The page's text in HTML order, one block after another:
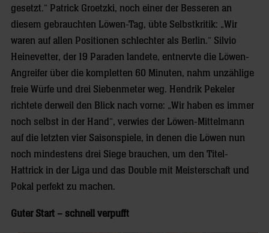
gesetzt.“ Patrick Groetzki, noch einer der Besseren an
diesem gebrauchten Löwen-Tag, übte Selbstkritik: „Wir
waren auf allen Positionen schlechter als Berlin.“ Silvio
Heinevetter, der 19 Paraden landete, entnervte die Löwen-
Angreifer über die kompletten 60 Minuten, nahm unzählige
freie Würfe und drei Siebenmeter weg. Hendrik Pekeler
richtete derweil den Blick nach vorne: „Wir haben es immer
noch selbst in der Hand“, verwies der Löwen-Mittelmann
auf die letzten vier Saisonspiele, in denen die Löwen nun
noch mindestens drei Siege brauchen, um den Titel-
Hattrick in der Liga und das Double mit Meisterschaft und
Pokal perfekt zu machen.
Guter Start – schnell verpufft